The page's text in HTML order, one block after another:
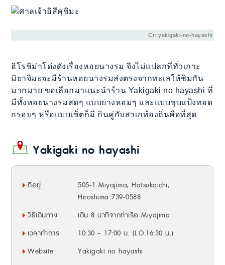
Cr: yakigaki-no-hayashi
ฮิโรชิม่าโด่งดังเรื่องหอยนางรม จึงไม่แปลกที่ทั่วเกาะ
มิยาจิมะจะมีร้านหอยนางรมส่งตรงจากทะเลให้ชิมกัน
มากมาย ขอเลือกมาแนะนำร้าน Yakigaki no hayashi ที่
มีทั้งหอยนางรมสดๆ แบบย่างหอมๆ และแบบชุบแป้งทอด
กรอบๆ หรือแบบเซ็ตก็มี กินคู่กับสาเกท้องถิ่นคือที่สุด
Yakigaki no hayashi
ที่อยู่
505-1 Miyajima, Hatsukaichi,
Hiroshima 739-0588
วิธีเดินทาง
เดิน 8 นาทีจากท่าเรือ Miyajima
เวลาทำการ
10:30 – 17:00 น. (L.O.16:30 น.)
Website
Yakigaki no hayashi